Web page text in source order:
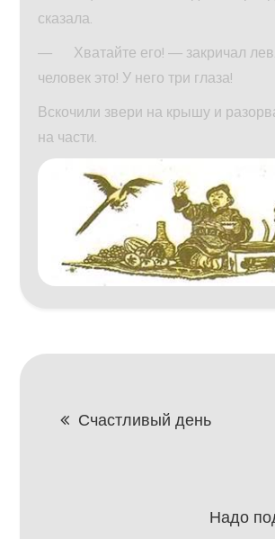
сказала.
— Хватайте его! — закричал
человек это! У него три глаза!
Вскочили звери на крышу и
на части.
Навигация
Счастливый день
Надо